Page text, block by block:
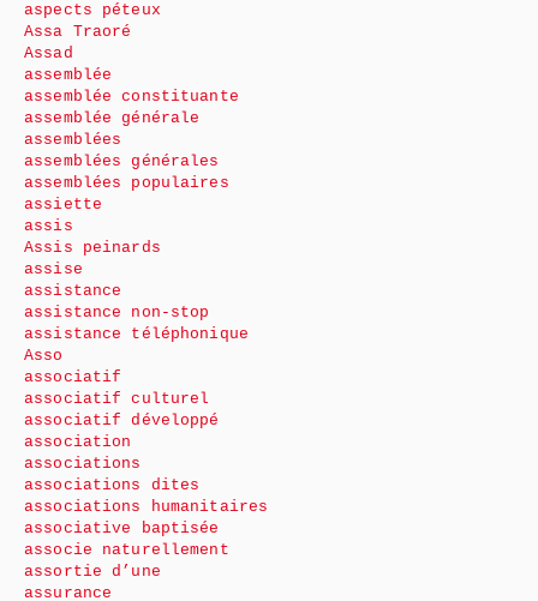
aspects péteux
Assa Traoré
Assad
assemblée
assemblée constituante
assemblée générale
assemblées
assemblées générales
assemblées populaires
assiette
assis
Assis peinards
assise
assistance
assistance non-stop
assistance téléphonique
Asso
associatif
associatif culturel
associatif développé
association
associations
associations dites
associations humanitaires
associative baptisée
associe naturellement
assortie d’une
assurance